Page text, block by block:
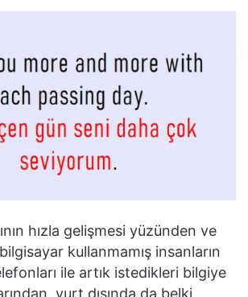
hızla gelişmesi yüzünden ve
kullanmamış insanların
ile artık istedikleri bilgiye
yurt dışında da belki